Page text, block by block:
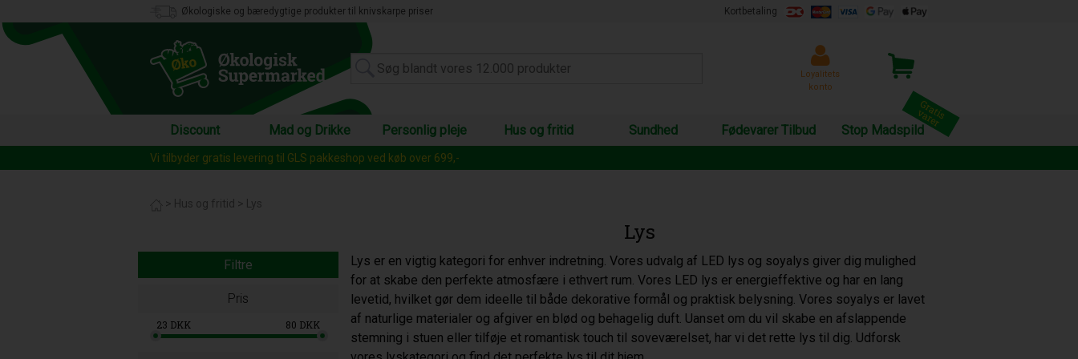
Økologiske og bæredygtige produkter til knivskarpe priser Kortbetaling
Loyalitets
konto
Discount Mad og Drikke Personlig pleje Hus og fritid Sundhed Fødevarer Tilbud Stop Madspild
Vi tilbyder gratis levering til GLS pakkeshop ved køb over 699,-
> Hus og fritid > Lys
Lys
Filtre
Pris
23 DKK 80 DKK
Lys er en vigtig kategori for enhver indretning. Vores udvalg af LED lys og soyalys giver dig mulighed
for at skabe den perfekte atmosfære i ethvert rum. Vores LED lys er energieffektive og har en lang
levetid, hvilket gør dem ideelle til både dekorative formål og praktisk belysning. Vores soyalys er lavet
af naturlige materialer og afgiver en blød og behagelig duft. Uanset om du vil skabe en afslappende
stemning i stuen eller tilføje et romantisk touch til soveværelset, har vi det rette lys til dig. Udforsk